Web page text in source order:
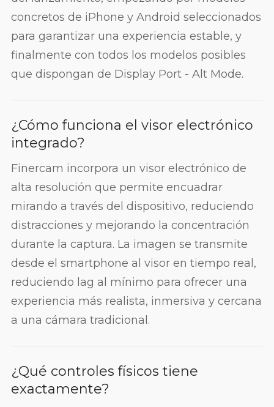
concretos de iPhone y Android seleccionados
para garantizar una experiencia estable, y
finalmente con todos los modelos posibles
que dispongan de Display Port - Alt Mode.
¿Cómo funciona el visor electrónico
integrado?
Finercam incorpora un visor electrónico de
alta resolución que permite encuadrar
mirando a través del dispositivo, reduciendo
distracciones y mejorando la concentración
durante la captura. La imagen se transmite
desde el smartphone al visor en tiempo real,
reduciendo lag al mínimo para ofrecer una
experiencia más realista, inmersiva y cercana
a una cámara tradicional.
¿Qué controles físicos tiene
exactamente?